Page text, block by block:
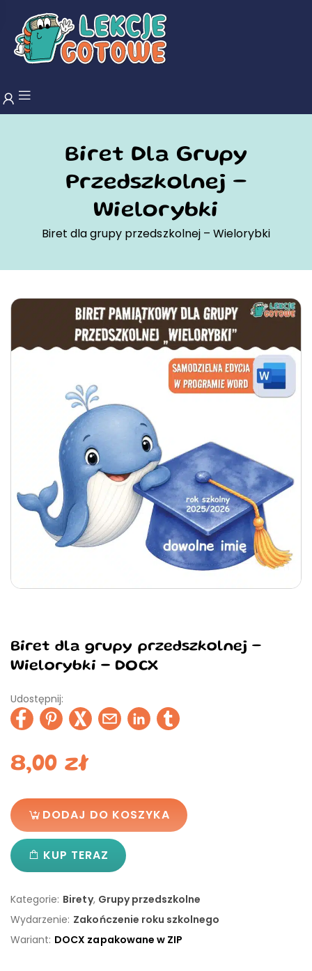
Biret Dla Grupy
Przedszkolnej –
Wielorybki
Biret dla grupy przedszkolnej – Wielorybki
Biret dla grupy przedszkolnej –
Wielorybki - DOCX
Udostępnij:
8,00zł
DODAJ DO KOSZYKA
KUP TERAZ
Kategorie: Birety, Grupy przedszkolne
Wydarzenie: Zakończenie roku szkolnego
Wariant: DOCX zapakowane w ZIP